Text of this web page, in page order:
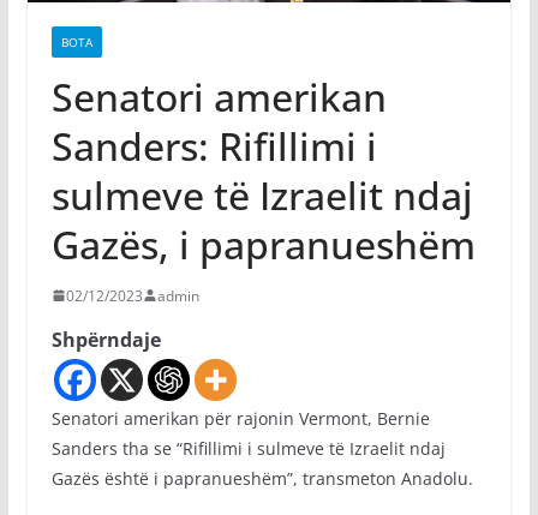
BOTA
Senatori amerikan
Sanders: Rifillimi i
sulmeve të Izraelit ndaj
Gazës, i papranueshëm
02/12/2023 admin
Shpërndaje
Senatori amerikan për rajonin Vermont, Bernie
Sanders tha se “Rifillimi i sulmeve të Izraelit ndaj
Gazës është i papranueshëm”, transmeton Anadolu.